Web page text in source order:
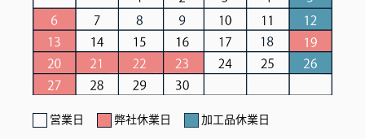
営業日 弊社休業日
加工品休業日